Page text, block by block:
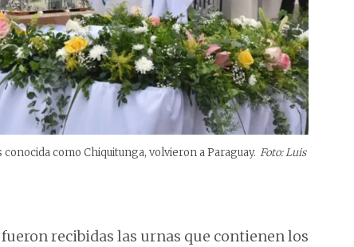
como Chiquitunga, volvieron a Paraguay. Foto: Luis
recibidas las urnas que contienen los